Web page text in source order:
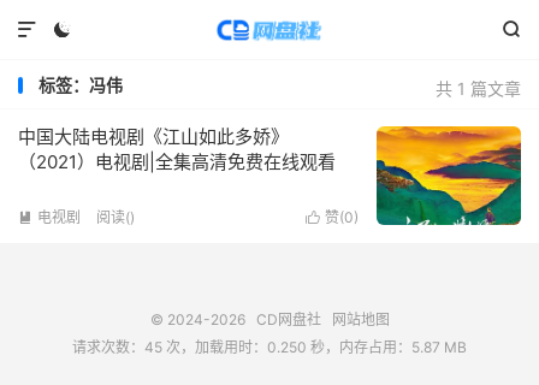
 

共 1 篇文章
标签：冯伟
中国大陆电视剧《江山如此多娇》
（2021）电视剧|全集高清免费在线观看
 赞(0)
 电视剧 阅读()
© 2024-2026 CD网盘社
网站地图
请求次数：45 次，加载用时：0.250 秒，内存占用：5.87 MB